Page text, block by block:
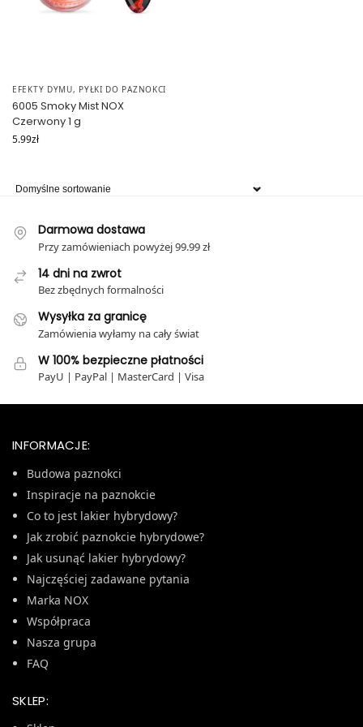
EFEKTY DYMU, PYŁKI DO PAZNOKCI
6005 Smoky Mist NOX
Czerwony 1 g
5.99zł
Darmowa dostawa
Przy zamówieniach powyżej 99.99 zł
14 dni na zwrot
Bez zbędnych formalności
Wysyłka za granicę
Zamówienia wyłamy na cały świat
W 100% bezpieczne płatności
PayU | PayPal | MasterCard | Visa
INFORMACJE:
Budowa paznokci
Inspiracje na paznokcie
Co to jest lakier hybrydowy?
Jak zrobić paznokcie hybrydowe?
Jak usunąć lakier hybrydowy?
Najczęściej zadawane pytania
Marka NOX
Współpraca
Nasza grupa
FAQ
SKLEP: